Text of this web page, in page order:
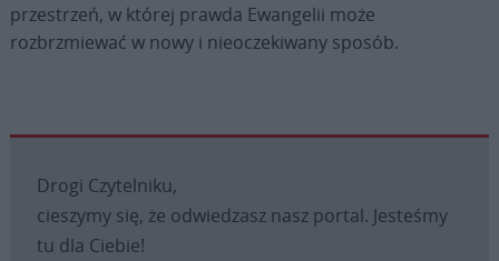
przestrzeń, w której prawda Ewangelii może
rozbrzmiewać w nowy i nieoczekiwany sposób.
Drogi Czytelniku,
cieszymy się, że odwiedzasz nasz portal. Jesteśmy
tu dla Ciebie!